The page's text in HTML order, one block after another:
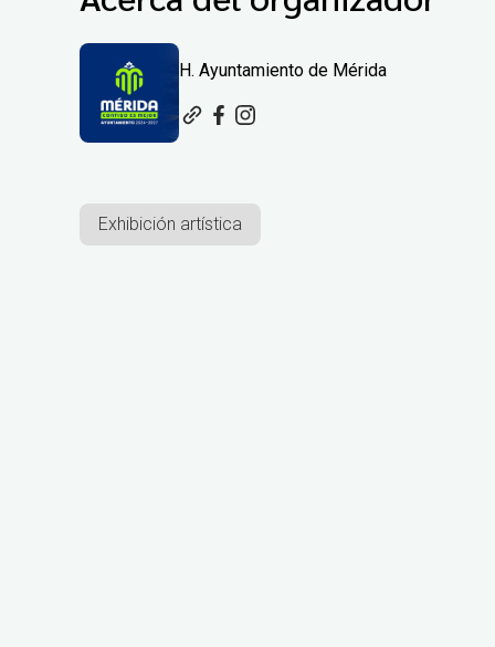
H. Ayuntamiento de Mérida
Exhibición artística